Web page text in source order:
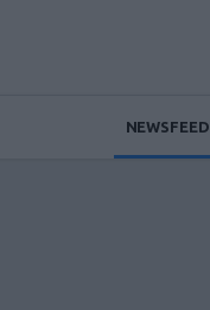
NEWSFEED